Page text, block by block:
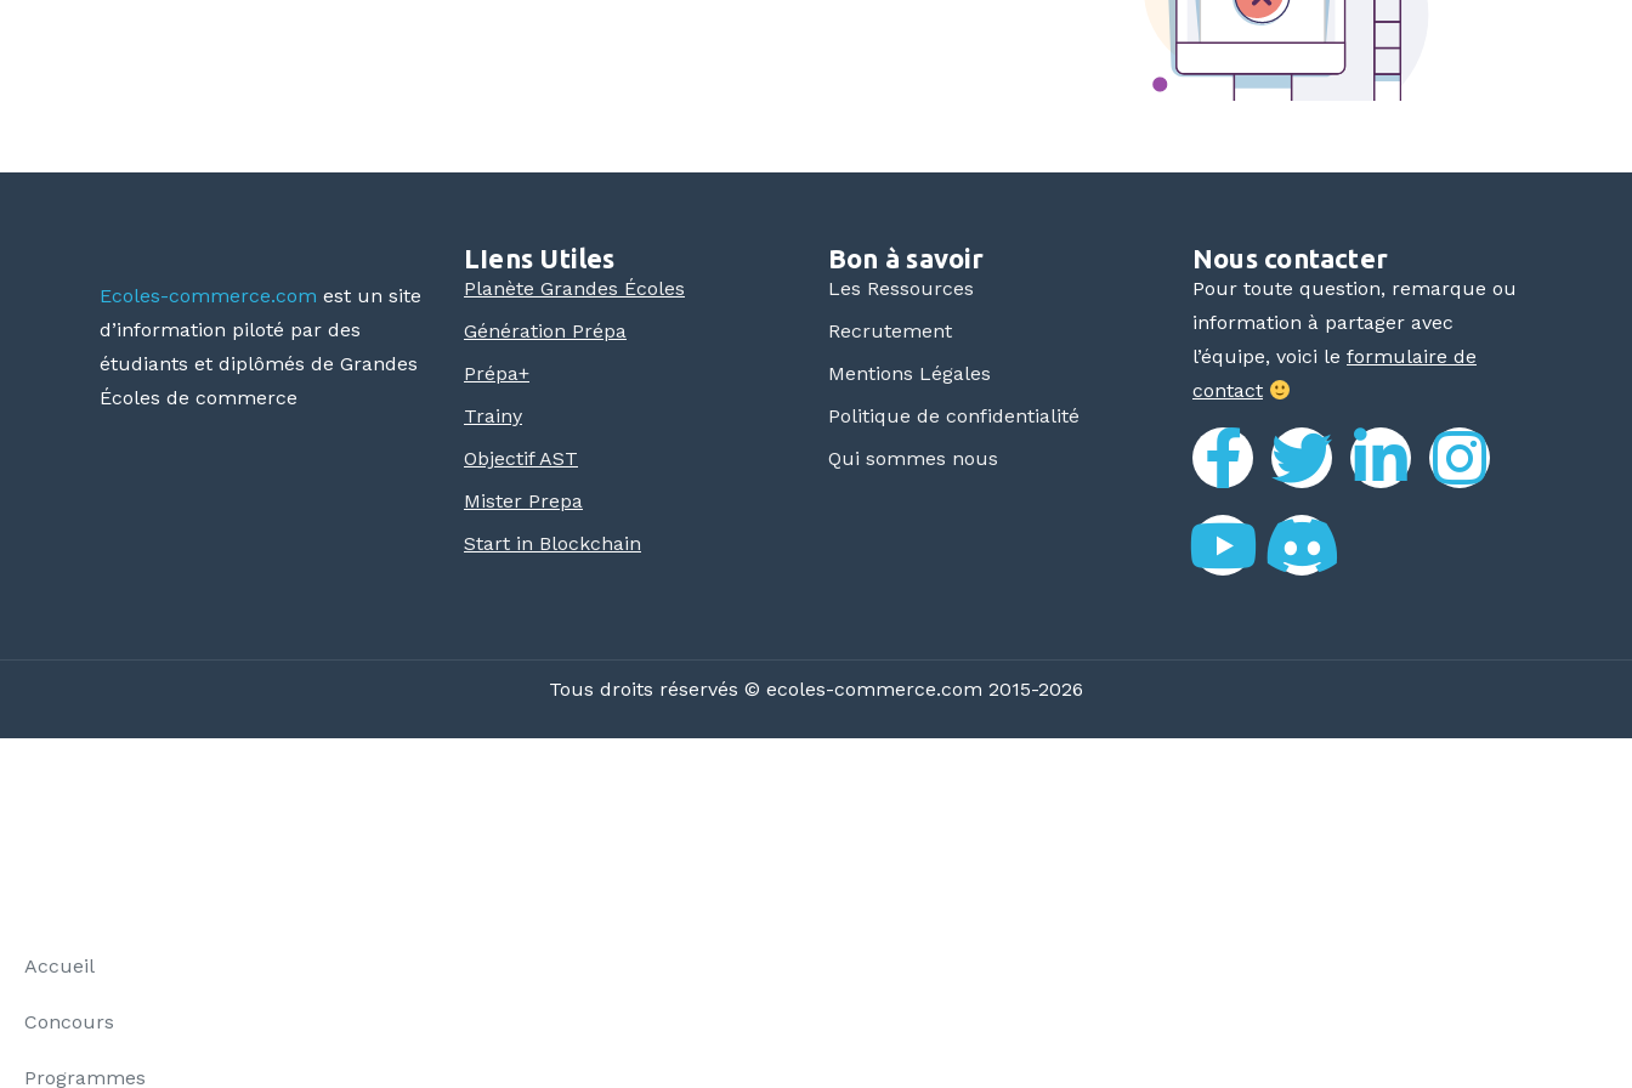
Ecoles-commerce.com est un site
d’information piloté par des
étudiants et diplômés de Grandes
Écoles de commerce
LIens Utiles
Planète Grandes Écoles
Génération Prépa
Prépa+
Trainy
Objectif AST
Mister Prepa
Start in Blockchain
Bon à savoir
Les Ressources
Recrutement
Mentions Légales
Politique de confidentialité
Qui sommes nous
Nous contacter
Pour toute question, remarque ou
information à partager avec
l’équipe, voici le formulaire de
contact
Tous droits réservés © ecoles-commerce.com 2015-2026
Accueil
Concours
Programmes